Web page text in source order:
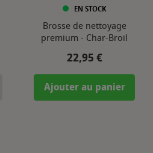
EN STOCK
Brosse de nettoyage
premium - Char-Broil
Prix
22,95 €
Ajouter au panier